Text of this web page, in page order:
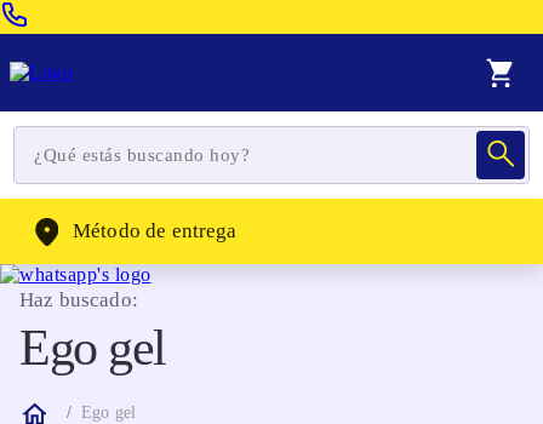
WhatsApp: (302) 262-4104
Método de entrega
Haz buscado:
Ego gel
Ego gel